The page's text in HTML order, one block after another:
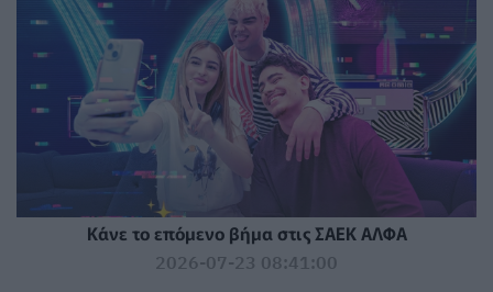
Κάνε το επόμενο βήμα στις ΣΑΕΚ ΑΛΦΑ
2026-07-23 08:41:00